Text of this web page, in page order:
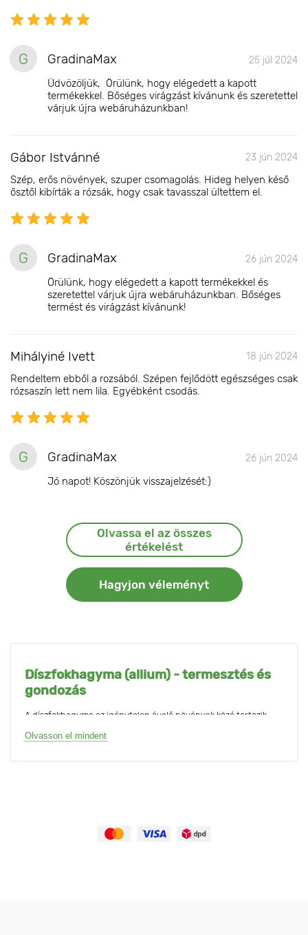
G GradinaMax 25 júl 2024
Üdvözöljük, Örülünk, hogy elégedett a kapott
termékekkel. Bőséges virágzást kívánunk és szeretettel
várjuk újra webáruházunkban!
Gábor Istvánné 23 jún 2024
Szép, erős növények, szuper csomagolás. Hideg helyen késő
ősztől kibírták a rózsák, hogy csak tavasszal ültettem el.
G GradinaMax 26 jún 2024
Örülünk, hogy elégedett a kapott termékekkel és
szeretettel várjuk újra webáruházunkban. Bőséges
termést és virágzást kívánunk!
Mihályiné Ivett 18 jún 2024
Rendeltem ebből a rozsából. Szépen fejlődött egészséges csak
rózsaszín lett nem lila. Egyébként csodás.
G GradinaMax 26 jún 2024
Jó napot! Köszönjük visszajelzését:)
Olvassa el az összes
értékelést
Hagyjon véleményt
Díszfokhagyma (allium) - termesztés és
gondozás
A díszfokhagyma az igénytelen évelő növények közé tartozik,
fajtára jellemző a gömb, ritkábban ernyő alakú virágzat, amely
A GradinaMax termékcsalád
Olvasson el mindent